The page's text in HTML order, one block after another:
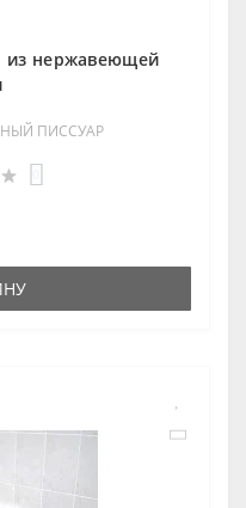
нержавеющей
ПИССУАР